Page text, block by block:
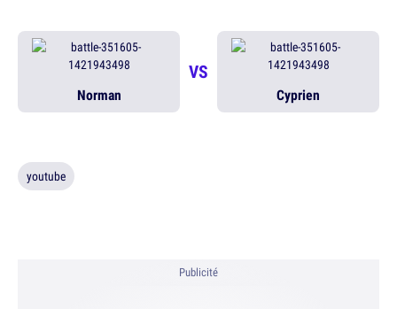
Norman
VS
Cyprien
youtube
Publicité